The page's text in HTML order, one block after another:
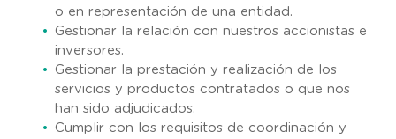
o en representación de una entidad.
Gestionar la relación con nuestros accionistas e
inversores.
Gestionar la prestación y realización de los
servicios y productos contratados o que nos
han sido adjudicados.
Cumplir con los requisitos de coordinación y